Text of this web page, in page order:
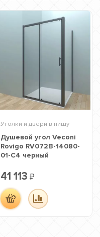
Уголки и двери в нишу
Душевой угол Veconi
Rovigo RV072B-14080-
01-C4 черный
41 113 ₽